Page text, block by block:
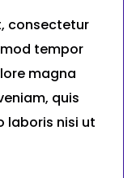
consectetur
tempor
magna
quis
laboris nisi ut